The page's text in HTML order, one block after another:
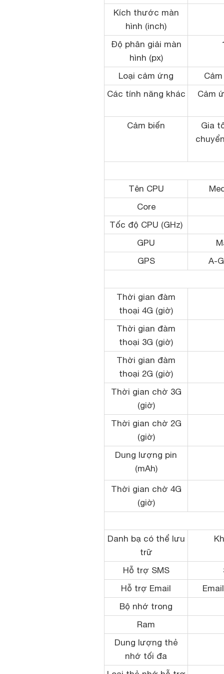
Kích thước màn
hình (inch)
Độ phân giải màn
hình (px)
Loại cảm ứng
Các tính năng khác
Cảm
Cảm biến
Gia
Tên CPU
Core
Tốc độ CPU (GHz)
GPU
GPS
A-
Thời gian đàm
thoại 4G (giờ)
Thời gian đàm
thoại 3G (giờ)
Thời gian đàm
thoại 2G (giờ)
Thời gian chờ 3G
(giờ)
Thời gian chờ 2G
(giờ)
Dung lượng pin
(mAh)
Thời gian chờ 4G
(giờ)
Danh bạ có thể lưu
trữ
Hỗ trợ SMS
Hỗ trợ Email
Bộ nhớ trong
Ram
Dung lượng thẻ
nhớ tối đa